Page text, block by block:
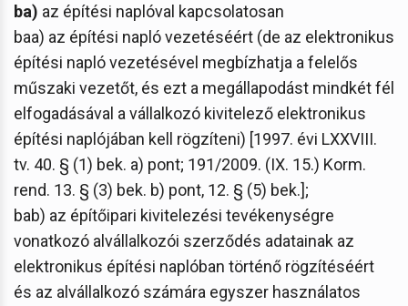
ba) az építési naplóval kapcsolatosan
baa) az építési napló vezetéséért (de az elektronikus
építési napló vezetésével megbízhatja a felelős
műszaki vezetőt, és ezt a megállapodást mindkét fél
elfogadásával a vállalkozó kivitelező elektronikus
építési naplójában kell rögzíteni) [1997. évi LXXVIII.
tv. 40. § (1) bek. a) pont; 191/2009. (IX. 15.) Korm.
rend. 13. § (3) bek. b) pont, 12. § (5) bek.];
bab) az építőipari kivitelezési tevékenységre
vonatkozó alvállalkozói szerződés adatainak az
elektronikus építési naplóban történő rögzítéséért
és az alvállalkozó számára egyszer használatos